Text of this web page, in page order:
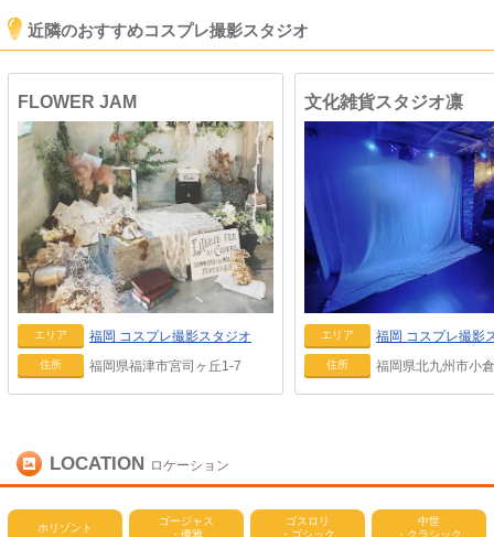
近隣のおすすめコスプレ撮影スタジオ
FLOWER JAM
エリア 福岡 コスプレ撮影スタジオ
住所 福岡県福津市宮司ヶ丘1-7
文化雑貨スタジオ凛
エリア 福岡 コスプレ撮影
住所 福岡県北九州市小
LOCATION ロケーション
ホリゾント
ゴージャス
・優雅
ゴスロリ
・ゴシック
中世
・クラシック